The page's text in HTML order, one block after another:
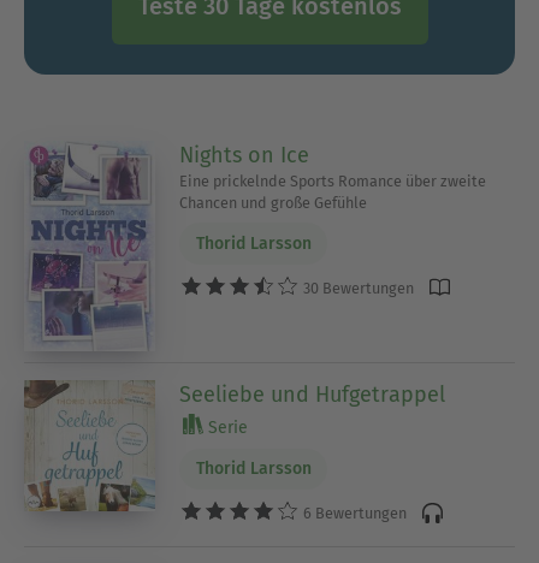
Teste 30 Tage kostenlos
Nights on Ice
Eine prickelnde Sports Romance über zweite
Chancen und große Gefühle
Thorid Larsson
30 Bewertungen
Seeliebe und Hufgetrappel
Serie
Thorid Larsson
6 Bewertungen